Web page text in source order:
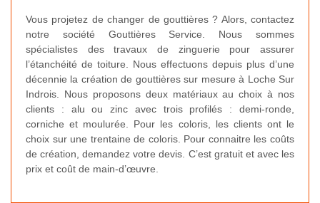
Vous projetez de changer de gouttières ? Alors, contactez
notre société Gouttières Service. Nous sommes
spécialistes des travaux de zinguerie pour assurer
l’étanchéité de toiture. Nous effectuons depuis plus d’une
décennie la création de gouttières sur mesure à Loche Sur
Indrois. Nous proposons deux matériaux au choix à nos
clients : alu ou zinc avec trois profilés : demi-ronde,
corniche et moulurée. Pour les coloris, les clients ont le
choix sur une trentaine de coloris. Pour connaitre les coûts
de création, demandez votre devis. C’est gratuit et avec les
prix et coût de main-d’œuvre.